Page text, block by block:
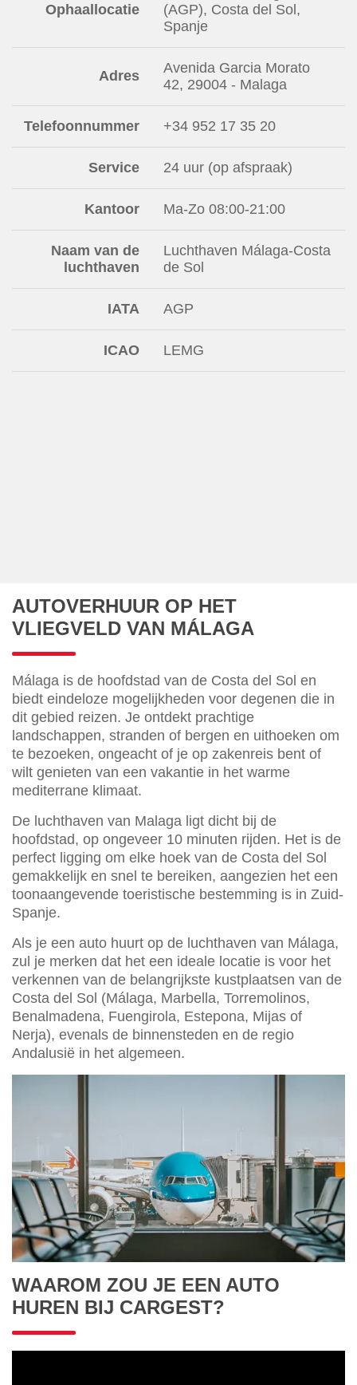
Ophaallocatie
(AGP), Costa del Sol,
Spanje
Adres
Avenida Garcia Morato
42, 29004 - Malaga
Telefoonnummer +34 952 17 35 20
Service 24 uur (op afspraak)
Kantoor Ma-Zo 08:00-21:00
Naam van de
luchthaven
Luchthaven Málaga-Costa
de Sol
IATA AGP
ICAO LEMG
AUTOVERHUUR OP HET
VLIEGVELD VAN MÁLAGA
Málaga is de hoofdstad van de Costa del Sol en
biedt eindeloze mogelijkheden voor degenen die in
dit gebied reizen. Je ontdekt prachtige
landschappen, stranden of bergen en uithoeken om
te bezoeken, ongeacht of je op zakenreis bent of
wilt genieten van een vakantie in het warme
mediterrane klimaat.
De luchthaven van Malaga ligt dicht bij de
hoofdstad, op ongeveer 10 minuten rijden. Het is de
perfect ligging om elke hoek van de Costa del Sol
gemakkelijk en snel te bereiken, aangezien het een
toonaangevende toeristische bestemming is in Zuid-
Spanje.
Als je een auto huurt op de luchthaven van Málaga,
zul je merken dat het een ideale locatie is voor het
verkennen van de belangrijkste kustplaatsen van de
Costa del Sol (Málaga, Marbella, Torremolinos,
Benalmadena, Fuengirola, Estepona, Mijas of
Nerja), evenals de binnensteden en de regio
Andalusië in het algemeen.
WAAROM ZOU JE EEN AUTO
HUREN BIJ CARGEST?